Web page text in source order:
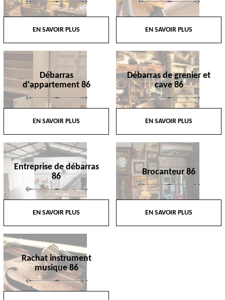
EN SAVOIR PLUS EN SAVOIR PLUS
Débarras
d'appartement 86
EN SAVOIR PLUS
Débarras de grenier et
cave 86
EN SAVOIR PLUS
Entreprise de débarras
86
EN SAVOIR PLUS
Brocanteur 86
EN SAVOIR PLUS
Rachat instrument
musique 86